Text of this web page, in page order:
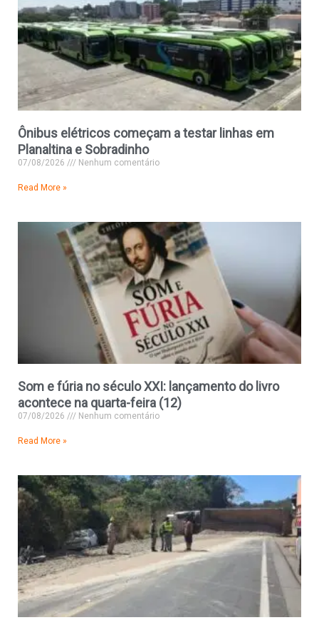
Ônibus elétricos começam a testar linhas em
Planaltina e Sobradinho
07/08/2026 Nenhum comentário
Read More »
Som e fúria no século XXI: lançamento do livro
acontece na quarta-feira (12)
07/08/2026 Nenhum comentário
Read More »